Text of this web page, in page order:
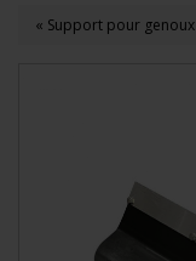
« Support pour genoux